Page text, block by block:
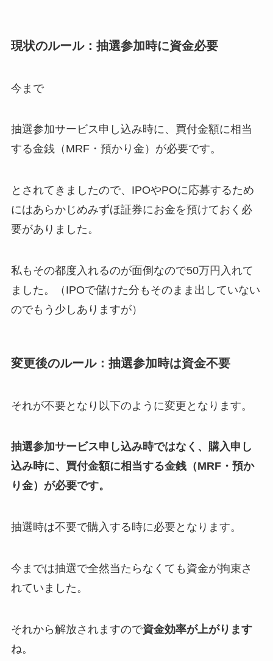
現状のルール：抽選参加時に資金必要
今まで
抽選参加サービス申し込み時に、買付金額に相当
する金銭（MRF・預かり金）が必要です。
とされてきましたので、IPOやPOに応募するため
にはあらかじめみずほ証券にお金を預けておく必
要がありました。
私もその都度入れるのが面倒なので50万円入れて
ました。（IPOで儲けた分もそのまま出していない
のでもう少しありますが）
変更後のルール：抽選参加時は資金不要
それが不要となり以下のように変更となります。
抽選参加サービス申し込み時ではなく、購入申し
込み時に、買付金額に相当する金銭（MRF・預か
り金）が必要です。
抽選時は不要で購入する時に必要となります。
今までは抽選で全然当たらなくても資金が拘束さ
れていました。
それから解放されますので資金効率が上がります
ね。